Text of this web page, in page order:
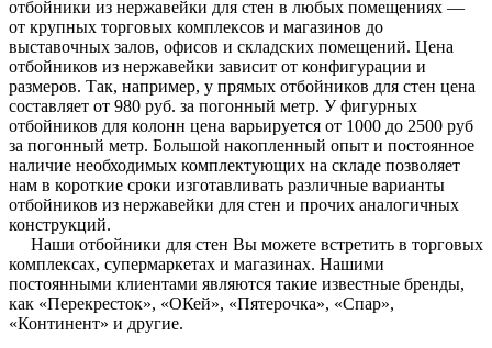
отбойники из нержавейки для стен в любых помещениях —
от крупных торговых комплексов и магазинов до
выставочных залов, офисов и складских помещений. Цена
отбойников из нержавейки зависит от конфигурации и
размеров. Так, например, у прямых отбойников для стен цена
составляет от 980 руб. за погонный метр. У фигурных
отбойников для колонн цена варьируется от 1000 до 2500 руб
за погонный метр. Большой накопленный опыт и постоянное
наличие необходимых комплектующих на складе позволяет
нам в короткие сроки изготавливать различные варианты
отбойников из нержавейки для стен и прочих аналогичных
конструкций.
Наши отбойники для стен Вы можете встретить в торговых
комплексах, супермаркетах и магазинах. Нашими
постоянными клиентами являются такие известные бренды,
как «Перекресток», «ОКей», «Пятерочка», «Спар»,
«Континент» и другие.